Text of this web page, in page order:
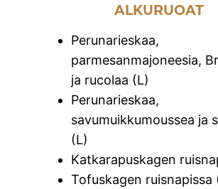
ALKURUOAT
Perunarieskaa,
parmesanmajoneesia,
ja rucolaa (L)
Perunarieskaa,
savumuikkumoussea ja
(L)
Katkarapuskagen
Tofuskagen ruisnapissa